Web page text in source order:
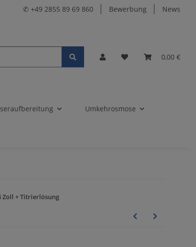
✆ +49 2855 89 69 860 Bewerbung News
0,00 €
Umkehrosmose
Zoll + Titrierlösung